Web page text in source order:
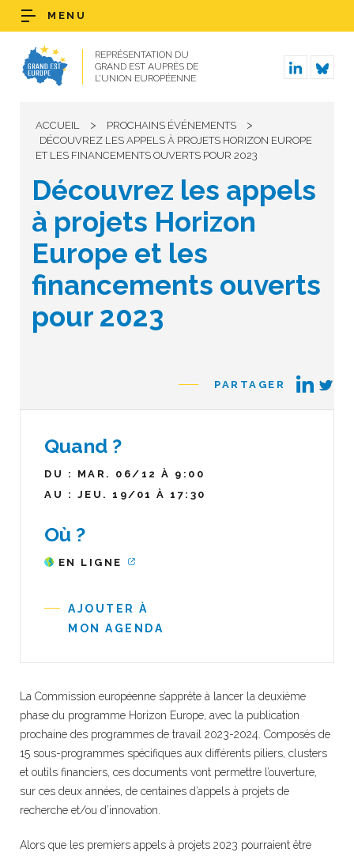
REPRÉSENTATION DU
GRAND EST AUPRÈS DE
L’UNION EUROPÉENNE
MENU
ACCUEIL > PROCHAINS ÉVÉNEMENTS >
DÉCOUVREZ LES APPELS À PROJETS HORIZON EUROPE
ET LES FINANCEMENTS OUVERTS POUR 2023
Découvrez les appels
à projets Horizon
Europe et les
financements ouverts
pour 2023
PARTAGER
Quand ?
DU : MAR. 06/12 À 9:00
AU : JEU. 19/01 À 17:30
Où ?
EN LIGNE
AJOUTER À
MON AGENDA
La Commission européenne s’apprête à lancer la deuxième
phase du programme Horizon Europe, avec la publication
prochaine des programmes de travail 2023-2024. Composés de
15 sous-programmes spécifiques aux différents piliers, clusters
et outils financiers, ces documents vont permettre l’ouverture,
sur ces deux années, de centaines d’appels à projets de
recherche et/ou d’innovation.
Alors que les premiers appels à projets 2023 pourraient être